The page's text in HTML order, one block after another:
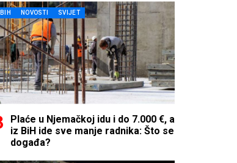
BIH NOVOSTI SVIJET
Plaće u Njemačkoj idu i do 7.000 €, a
iz BiH ide sve manje radnika: Što se
događa?